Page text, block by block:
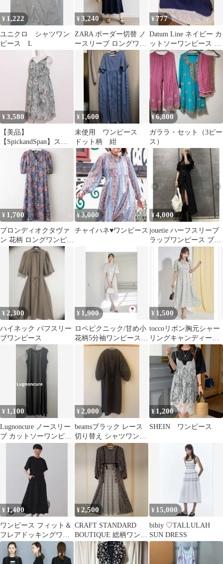
¥ 1,222
ユニクロ シャツワン
ピース L
¥3,240
ZARA ボーダー切替 ノ
ースリーブ ロングワン
ピース S
¥ 777
Datum Line ネイビー カ
ットソーワンピース 半
袖
¥3,580
【美品】
【SpickandSpan】スピ
ックアンドスパン ペイ
ズリーキャミソール
¥ 1,600
未使用 ワンピース
ドット柄 紺
¥6,800
ガララ・セット（3ピー
ス）
¥ 1,700
ブロンディオクタヴァ
ン 花柄 ロングワンピー
ス Vネック 半袖 54ビッ
グサイズ
¥3,000
チャイハネ♥ワンピース
¥4,000
jouetie ハーフスリーブ
ラップワンピース ブラ
¥ 2,300
ハイネック パフスリー
ブワンピース
¥ 1,900
ロペピクニック/甘め小
花柄5分袖ワンピース
サイズ38
¥ 1,500
toccoリボン胸元シャー
リングキャンディース
リーブフラワープリン
トワンピース
¥ 1,100
Lugnoncure ノースリー
ブ カットソーワンピー
¥2,000
beamsブラック レース
切り替え シャツワンピ
ース
¥ 1,200
SHEIN ワンピース
¥ 1,400
ワンピース フィット＆
フレアドッキングワン
ピース「洗濯機洗い可
¥2,500
CRAFT STANDARD
BOUTIQUE 総柄ワンピ
ース
¥ 15,000
bibiy ♡TALLULAH
SUN DRESS